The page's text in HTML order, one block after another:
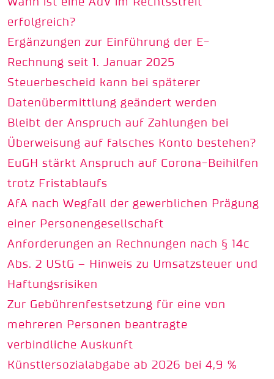
erfolgreich?
Ergänzungen zur Einführung der E-
Rechnung seit 1. Januar 2025
Steuerbescheid kann bei späterer
Datenübermittlung geändert werden
Bleibt der Anspruch auf Zahlungen bei
Überweisung auf falsches Konto bestehen?
EuGH stärkt Anspruch auf Corona-Beihilfen
trotz Fristablaufs
AfA nach Wegfall der gewerblichen Prägung
einer Personengesellschaft
Anforderungen an Rechnungen nach § 14c
Abs. 2 UStG – Hinweis zu Umsatzsteuer und
Haftungsrisiken
Zur Gebührenfestsetzung für eine von
mehreren Personen beantragte
verbindliche Auskunft
Künstlersozialabgabe ab 2026 bei 4,9 %